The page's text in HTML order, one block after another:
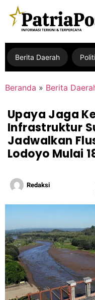
Berita Daerah
Beranda » Berita
Upaya Jaga
Infrastruktur
Jadwalkan
Lodoyo Mulai
Redaksi